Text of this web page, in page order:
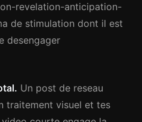
revelation-anticipation-
de stimulation dont il est
desengager
Un post de reseau
traitement visuel et tes